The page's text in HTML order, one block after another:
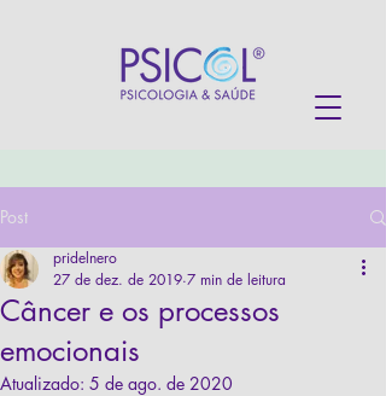
Post
Câncer e os processos
emocionais
pridelnero
27 de dez. de 2019 7 min de leitura
Atualizado: 5 de ago. de 2020